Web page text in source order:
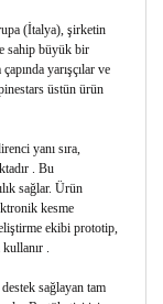
(İtalya), şirketin
sahip büyük bir
yarışçılar ve
üstün ürün
yanı sıra,
. Bu
sağlar. Ürün
kesme
ekibi prototip,
.
sağlayan tam